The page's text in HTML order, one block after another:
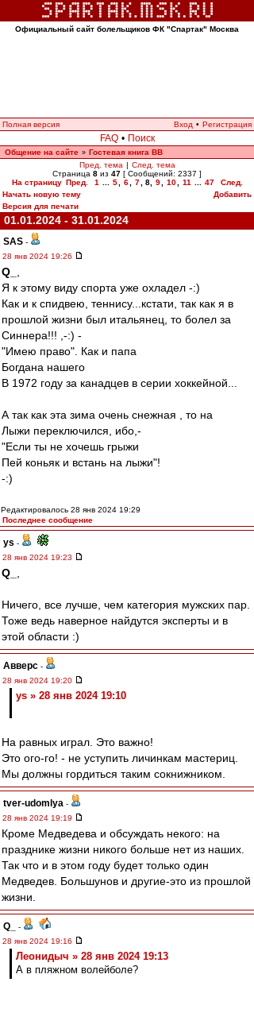
Официальный сайт болельщиков ФК "Спартак" Москва
Полная версия Вход • Регистрация
FAQ • Поиск
Общение на сайте » Гостевая книга ВВ
Пред. тема | След. тема
Страница 8 из 47 [ Сообщений: 2337 ]
На страницу Пред. 1 5 6 7 8, 9 10 11 47
След.
Начать новую тему
Добавить
Версия для печати
01.01.2024 - 31.01.2024
SAS -
28 янв 2024 19:26
Q_
Я к этому виду спорта уже охладел -:)
Как и к спидвею, теннису...кстати, так как я в
прошлой жизни был итальянец, то болел за
Синнера!!! ,-:) -
"Имею право". Как и папа
Богдана нашего
В 1972 году за канадцев в серии хоккейной...
А так как эта зима очень снежная , то на
Лыжи переключился, ибо,-
"Если ты не хочешь грыжи
Пей коньяк и встань на лыжи"!
-:)
Редактировалось 28 янв 2024 19:29
Последнее сообщение
ys -
28 янв 2024 19:23
Q_
Ничего, все лучше, чем категория мужских пар.
Тоже ведь наверное найдутся эксперты и в
этой области :)
Авверс -
28 янв 2024 19:20
ys » 28 янв 2024 19:10
На равных играл. Это важно!
Это ого-го! - не уступить личинкам мастериц.
Мы должны гордиться таким сокнижником.
tver-udomlya -
28 янв 2024 19:19
Кроме Медведева и обсуждать некого: на
празднике жизни никого больше нет из наших.
Так что и в этом году будет только один
Медведев. Большунов и другие-это из прошлой
жизни.
Q_
-
28 янв 2024 19:16
Леонидыч » 28 янв 2024 19:13
А в пляжном волейболе?